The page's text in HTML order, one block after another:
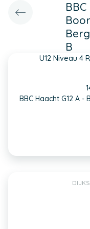
B
U12 Niveau 4
BBC Haacht G12 A